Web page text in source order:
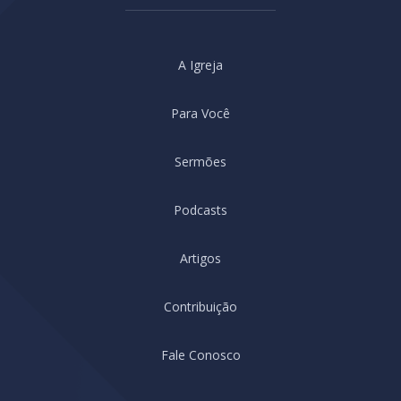
A Igreja
Para Você
Sermões
Podcasts
Artigos
Contribuição
Fale Conosco